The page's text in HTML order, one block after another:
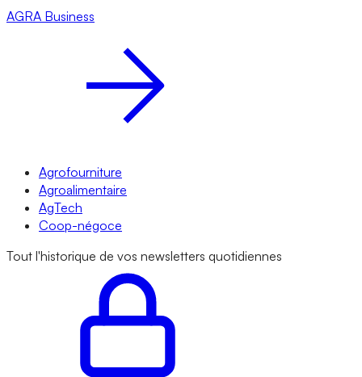
AGRA Business
Agrofourniture
Agroalimentaire
AgTech
Coop-négoce
Tout l'historique de vos newsletters quotidiennes